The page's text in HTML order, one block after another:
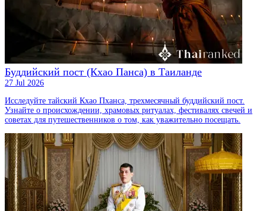
Буддийский пост (Кхао Панса) в Таиланде
27 Jul 2026
Исследуйте тайский Кхао Пханса, трехмесячный буддийский пост.
Узнайте о происхождении, храмовых ритуалах, фестивалях свечей и
советах для путешественников о том, как уважительно посещать.